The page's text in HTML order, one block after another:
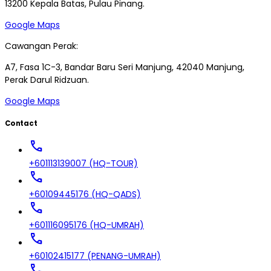
13200 Kepala Batas, Pulau Pinang.
Google Maps
Cawangan Perak:
A7, Fasa 1C-3, Bandar Baru Seri Manjung, 42040 Manjung,
Perak Darul Ridzuan.
Google Maps
Contact
call
+601113139007 (HQ-TOUR)
call
+60109445176 (HQ-QADS)
call
+601116095176 (HQ-UMRAH)
call
+60102415177 (PENANG-UMRAH)